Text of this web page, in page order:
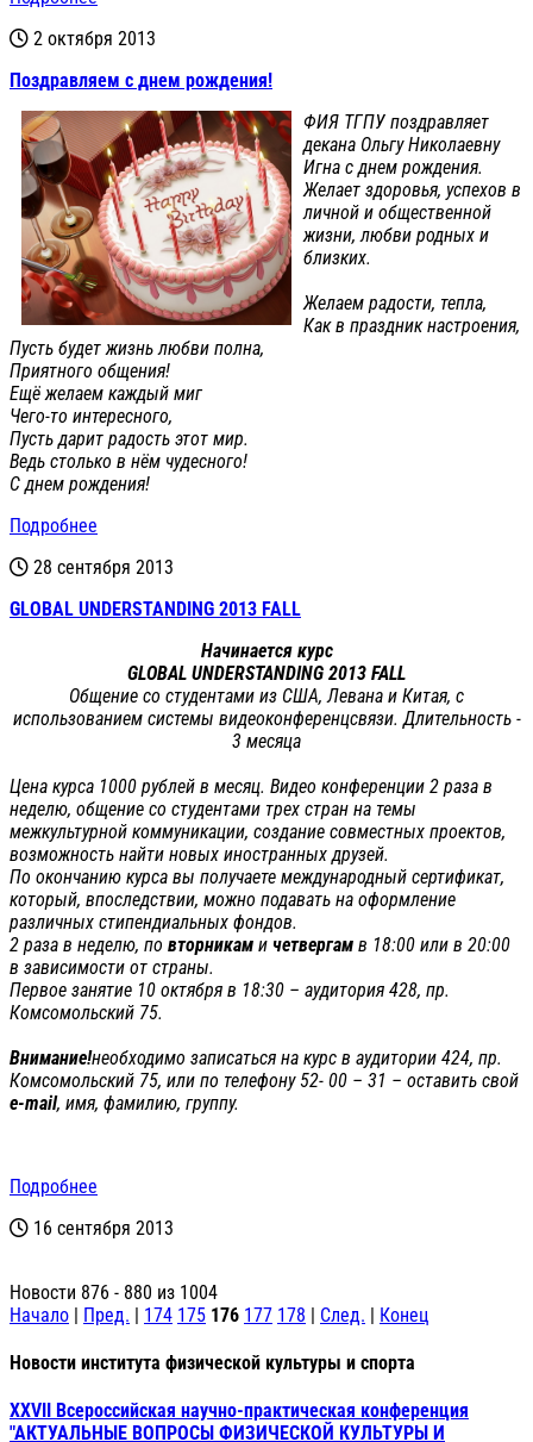
2 октября 2013
Поздравляем с днем рождения!
ФИЯ ТГПУ поздравляет
декана Ольгу Николаевну
Игна с днем рождения.
Желает здоровья, успехов в
личной и общественной
жизни, любви родных и
близких.
Желаем радости, тепла,
Как в праздник настроения,
Пусть будет жизнь любви полна,
Приятного общения!
Ещё желаем каждый миг
Чего-то интересного,
Пусть дарит радость этот мир.
Ведь столько в нём чудесного!
С днем рождения!
Подробнее
28 сентября 2013
GLOBAL UNDERSTANDING 2013 FALL
Начинается курс
GLOBAL UNDERSTANDING 2013 FALL
Общение со студентами из США, Левана и Китая, с
использованием системы видеоконференцсвязи. Длительность -
3 месяца
Цена курса 1000 рублей в месяц. Видео конференции 2 раза в
неделю, общение со студентами трех стран на темы
межкультурной коммуникации, создание совместных проектов,
возможность найти новых иностранных друзей.
По окончанию курса вы получаете международный сертификат,
который, впоследствии, можно подавать на оформление
различных стипендиальных фондов.
2 раза в неделю, по вторникам и четвергам в 18:00 или в 20:00
в зависимости от страны.
Первое занятие 10 октября в 18:30 – аудитория 428, пр.
Комсомольский 75.
Внимание!необходимо записаться на курс в аудитории 424, пр.
Комсомольский 75, или по телефону 52- 00 – 31 – оставить свой
e-mail, имя, фамилию, группу.
Подробнее
16 сентября 2013
Новости 876 - 880 из 1004
Начало | Пред. | 174 175 176 177 178 | След. | Конец
Новости института физической культуры и спорта
XXVII Всероссийская научно-практическая конференция
"АКТУАЛЬНЫЕ ВОПРОСЫ ФИЗИЧЕСКОЙ КУЛЬТУРЫ И